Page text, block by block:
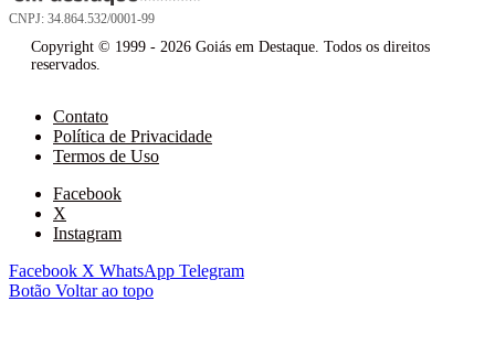
CNPJ: 34.864.532/0001-99
Copyright © 1999 - 2026 Goiás em Destaque. Todos os direitos
reservados.
Contato
Política de Privacidade
Termos de Uso
Facebook
X
Instagram
Facebook X WhatsApp Telegram
Botão Voltar ao topo